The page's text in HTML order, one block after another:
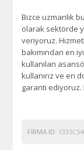
Bizce uzmanlık
olarak sektörde
veriyoruz.
bakımından en
kullanılan
kullanırız ve en
garanti ediyoruz.
FIRMA ID: